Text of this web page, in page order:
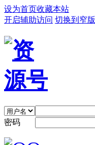
设为首页收藏本站
开启辅助访问 切换到窄版
密码